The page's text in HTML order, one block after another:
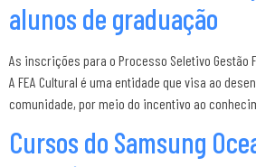
alunos de graduação
As inscrições para o Processo Seletivo Gestão
A FEA Cultural é uma entidade que visa ao
comunidade, por meio do incentivo ao
Cursos do Samsung